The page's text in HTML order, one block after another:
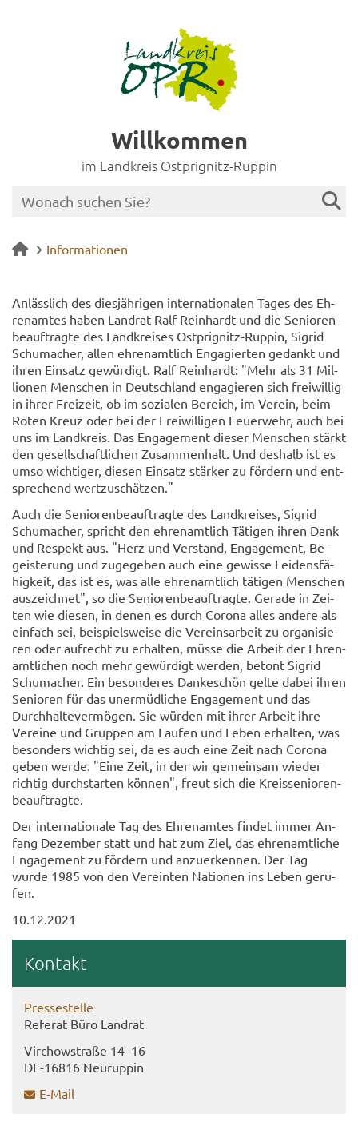
Willkommen
im Landkreis Ostprignitz-Ruppin
Informationen
An­läss­lich des dies­jäh­ri­gen in­ter­na­tio­na­len Tages des Eh­
ren­am­tes haben Land­rat Ralf Rein­hardt und die Se­nio­ren­
be­auf­trag­te des Land­krei­ses Ostprignitz-​Ruppin, Sig­rid
Schu­ma­cher, allen eh­ren­amt­lich En­ga­gier­ten ge­dankt und
ihren Ein­satz ge­wür­digt. Ralf Rein­hardt: "Mehr als 31 Mil­
lio­nen Men­schen in Deutsch­land en­ga­gie­ren sich frei­wil­lig
in ihrer Frei­zeit, ob im so­zia­len Be­reich, im Ver­ein, beim
Roten Kreuz oder bei der Frei­wil­li­gen Feu­er­wehr, auch bei
uns im Land­kreis. Das En­ga­ge­ment die­ser Men­schen stärkt
den ge­sell­schaft­li­chen Zu­sam­men­halt. Und des­halb ist es
umso wich­ti­ger, die­sen Ein­satz stär­ker zu för­dern und ent­
spre­chend wert­zu­schät­zen."
Auch die Se­nio­ren­be­auf­trag­te des Land­krei­ses, Sig­rid
Schu­ma­cher, spricht den eh­ren­amt­lich Tä­ti­gen ihren Dank
und Re­spekt aus. "Herz und Ver­stand, En­ga­ge­ment, Be­
geis­te­rung und zu­ge­ge­ben auch eine ge­wis­se Lei­dens­fä­
hig­keit, das ist es, was alle eh­ren­amt­lich tä­ti­gen Men­schen
aus­zeich­net", so die Se­nio­ren­be­auf­trag­te. Ge­ra­de in Zei­
ten wie die­sen, in denen es durch Co­ro­na alles an­de­re als
ein­fach sei, bei­spiels­wei­se die Ver­eins­ar­beit zu or­ga­ni­sie­
ren oder auf­recht zu er­hal­ten, müsse die Ar­beit der Eh­ren­
amt­li­chen noch mehr ge­wür­digt wer­den, be­tont Sig­rid
Schu­ma­cher. Ein be­son­de­res Dan­ke­schön gelte dabei ihren
Se­nio­ren für das un­er­müd­li­che En­ga­ge­ment und das
Durch­hal­te­ver­mö­gen. Sie wür­den mit ihrer Ar­beit ihre
Ver­ei­ne und Grup­pen am Lau­fen und Leben er­hal­ten, was
be­son­ders wich­tig sei, da es auch eine Zeit nach Co­ro­na
geben werde. "Eine Zeit, in der wir ge­mein­sam wie­der
rich­tig durch­star­ten kön­nen", freut sich die Kreis­se­nio­ren­
be­auf­trag­te.
Der in­ter­na­tio­na­le Tag des Eh­ren­am­tes fin­det immer An­
fang De­zem­ber statt und hat zum Ziel, das eh­ren­amt­li­che
En­ga­ge­ment zu för­dern und an­zu­er­ken­nen. Der Tag
wurde 1985 von den Ver­ein­ten Na­tio­nen ins Leben ge­ru­
fen.
10.12.2021
Kon­takt
Pres­se­stel­le
Re­fe­rat Büro Land­rat
Virch­ow­stra­ße 14–16
DE-​16816 Neu­rup­pin
E-​Mail